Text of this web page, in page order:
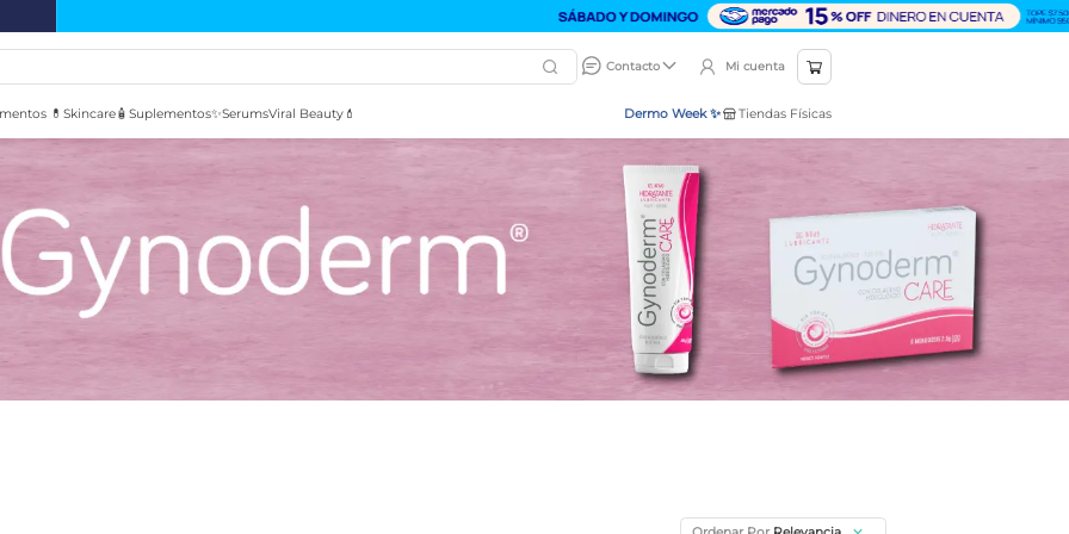
Contacto
Mi cuenta
💊 Skincare🧴 Suplementos✨SerumsViral Beauty💄 Dermo Week ✨ Tiendas Físicas